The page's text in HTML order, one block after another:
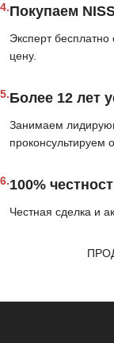
4.Покупаем
Эксперт
цену.
5.Более 12 лет
Занимаем
проконсультируем
6.100%
Честная сделка и